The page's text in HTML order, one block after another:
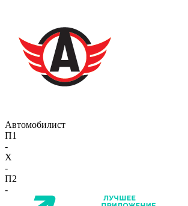
Автомобилист
П1
-
X
-
П2
-